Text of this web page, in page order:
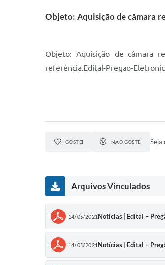
Objeto: Aquisição de câmara
Objeto: Aquisição de câmara
referência.Edital-Pregao-
GOSTEI NÃO GOSTEI Seja
Arquivos Vinculados
14/05/2021 Notícias | Edital –
14/05/2021 Notícias | Edital –